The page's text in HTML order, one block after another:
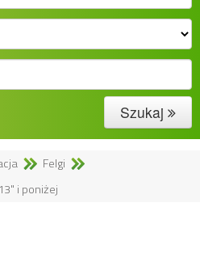
Szukaj
Felgi
13" i poniżej